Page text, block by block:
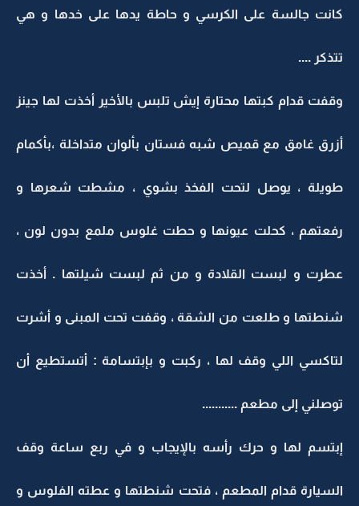
كانت جالسة على الكرسي و حاطة يدها على خدها و هي
تتذكر ....
وقفت قدام كبتها محتارة إيش تلبس بالأخير أخذت لها جينز
أزرق غامق مع قميص شبه فستان بألوان متداخلة ،بأكمام
طويلة ، يوصل لتحت الفخذ بشوي ، مشطت شعرها و
رفعتهم ، كحلت عيونها و حطت غلوس ملمع بدون لون ،
عطرت و لبست القلادة و من ثم لبست شيلتها . أخذت
شنطتها و طلعت من الشقة ، وقفت تحت المبنى و أشرت
لتاكسي اللي وقف لها ، ركبت و بإبتسامة : أتستطيع أن
توصلني إلى مطعم ...........
إبتسم لها و حرك رأسه بالإيجاب و في ربع ساعة وقف
السيارة قدام المطعم ، فتحت شنطتها و عطته الفلوس و